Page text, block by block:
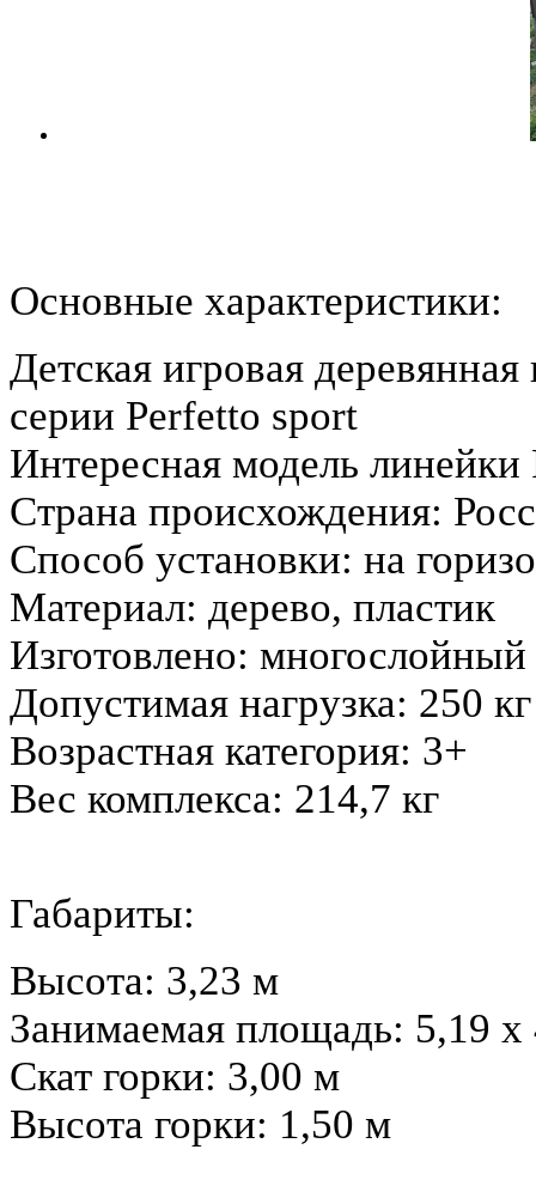
Основные характеристики:
Детская игровая
серии Perfetto sport
Интересная модель
Страна происхождения:
Способ установки: на
Материал: дерево, пластик
Изготовлено:
Допустимая нагрузка: 250 кг
Возрастная категория: 3+
Вес комплекса: 214,7 кг
Габариты:
Высота: 3,23 м
Занимаемая площадь: 5,19
Скат горки: 3,00 м
Высота горки: 1,50 м